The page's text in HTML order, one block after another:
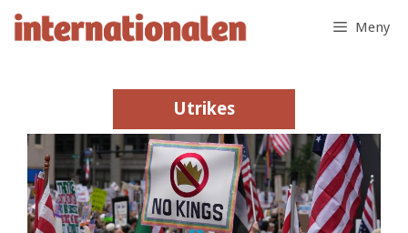
Hoppa
Meny
Utrikes
Utrikes